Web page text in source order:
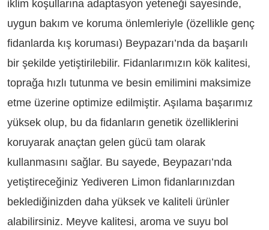
iklim koşullarına adaptasyon yeteneği sayesinde,
uygun bakım ve koruma önlemleriyle (özellikle genç
fidanlarda kış koruması) Beypazarı’nda da başarılı
bir şekilde yetiştirilebilir. Fidanlarımızın kök kalitesi,
toprağa hızlı tutunma ve besin emilimini maksimize
etme üzerine optimize edilmiştir. Aşılama başarımız
yüksek olup, bu da fidanların genetik özelliklerini
koruyarak anaçtan gelen gücü tam olarak
kullanmasını sağlar. Bu sayede, Beypazarı’nda
yetiştireceğiniz Yediveren Limon fidanlarınızdan
beklediğinizden daha yüksek ve kaliteli ürünler
alabilirsiniz. Meyve kalitesi, aroma ve suyu bol